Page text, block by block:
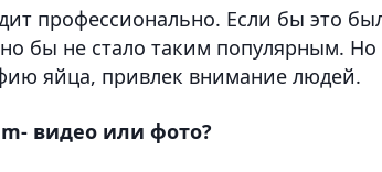
профессионально. Если бы это
бы не стало таким популярным. Но
яйца, привлек внимание людей.
видео или фото?